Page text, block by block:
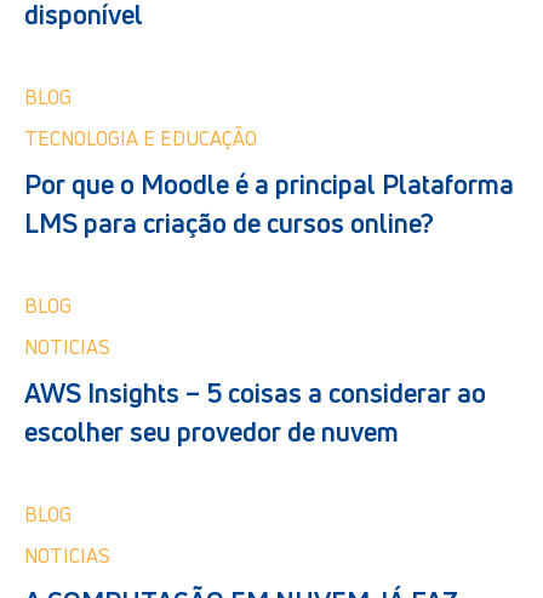
disponível
BLOG
TECNOLOGIA E EDUCAÇÃO
Por que o Moodle é a principal Plataforma
LMS para criação de cursos online?
BLOG
NOTICIAS
AWS Insights – 5 coisas a considerar ao
escolher seu provedor de nuvem
BLOG
NOTICIAS